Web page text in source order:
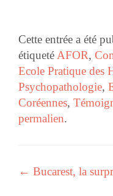
Cette entrée a été
étiquetéAFOR,
Ecole Pratique des
Psychopathologie,
Coréennes,
permalien.
Navigation
← Bucarest, la